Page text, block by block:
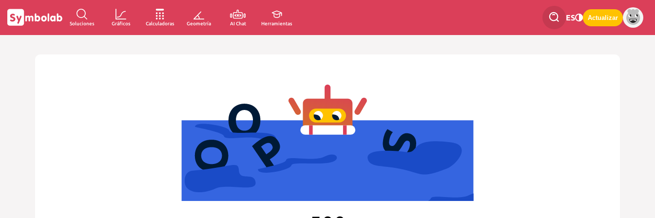
Soluciones Gráficos Calculadoras Geometría AI Chat Herramientas
ES Actualizar